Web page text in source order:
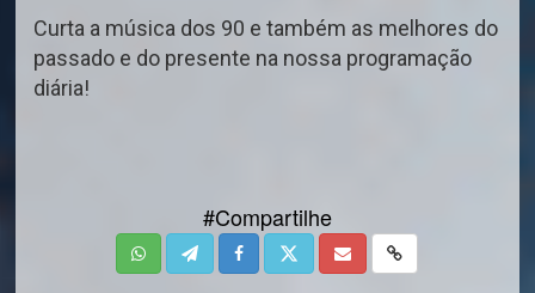
Curta a música dos 90 e também as melhores do
passado e do presente na nossa programação
diária!
#Compartilhe